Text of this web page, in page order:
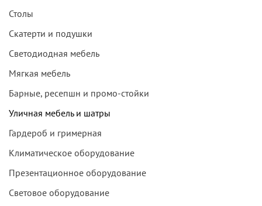
Столы
Скатерти и подушки
Светодиодная мебель
Мягкая мебель
Барные, ресепшн и промо-стойки
Уличная мебель и шатры
Гардероб и гримерная
Климатическое оборудование
Презентационное оборудование
Световое оборудование